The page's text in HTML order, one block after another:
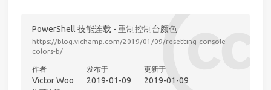
PowerShell 技能连载 - 重制控制台颜色
https://blog.vichamp.com/2019/01/09/resetting-console-
colors-b/
作者
Victor Woo
发布于
2019-01-09
更新于
2019-01-09